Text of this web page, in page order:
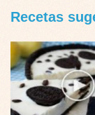
Recetas